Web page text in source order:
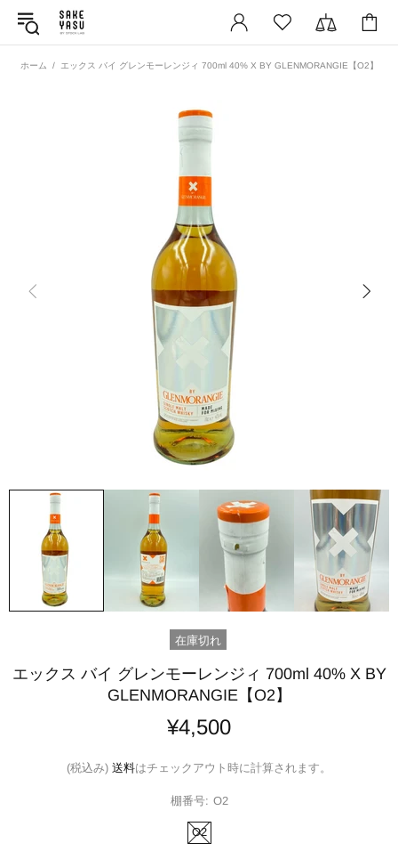
ホーム エックス バイ グレンモーレンジィ 700ml 40% X BY GLENMORANGIE【O2】
在庫切れ
エックス バイ グレンモーレンジィ 700ml 40% X BY
GLENMORANGIE【O2】
¥4,500
(税込み) 送料はチェックアウト時に計算されます。
棚番号: O2
O2